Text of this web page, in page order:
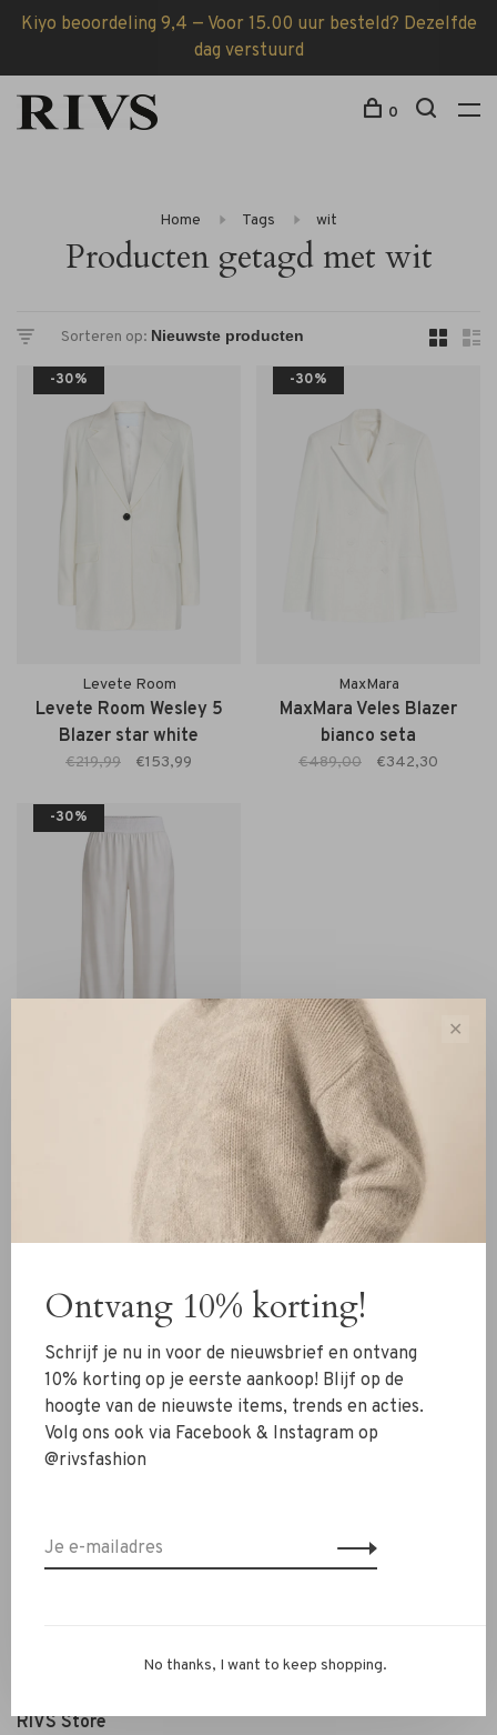
Kiyo beoordeling 9,4 — Voor 15.00 uur besteld? Dezelfde
dag verstuurd
0
Home Tags wit
Producten getagd met wit
Sorteren op:
-30%
Levete Room
Levete Room Wesley 5
Blazer star white
€219,99 €153,99
-30%
MaxMara
MaxMara Veles Blazer
bianco seta
€489,00 €342,30
-30%
Ahlvar Gallery Faith Satin
Trousers off-white
€160,30
Sorteren op:
Toon 1 - 3 van 3
Nieuw
Schoenen
Sieraden
RIVS Store
✕
Ontvang 10% korting!
Schrijf je nu in voor de nieuwsbrief en ontvang
10% korting op je eerste aankoop! Blijf op de
hoogte van de nieuwste items, trends en acties.
Volg ons ook via Facebook & Instagram op
@rivsfashion
No thanks, I want to keep shopping.